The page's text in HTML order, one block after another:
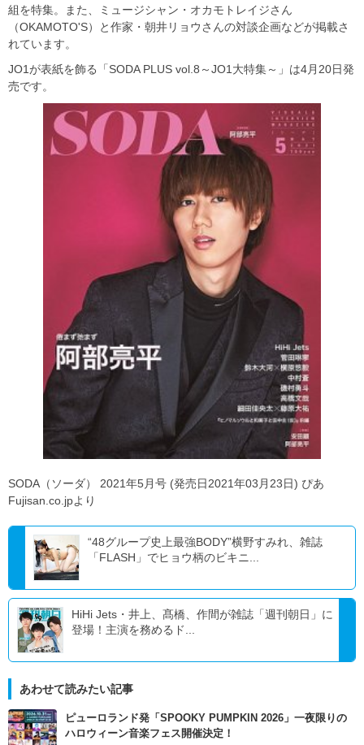
組を特集。また、ミュージシャン・オカモトレイジさん
（OKAMOTO'S）と作家・朝井リョウさんの対談企画などが掲載さ
れています。
JO1が表紙を飾る「SODA PLUS vol.8～JO1大特集～」は4月20日発
売です。
SODA（ソーダ） 2021年5月号 (発売日2021年03月23日) ぴあ
Fujisan.co.jpより
“48グループ史上最強BODY”横野すみれ、雑誌
「FLASH」でヒョウ柄のビキニ...
HiHi Jets・井上、髙橋、作間が雑誌「週刊朝日」に
登場！主演を務めるド...
あわせて読みたい記事
ピューロランド発「SPOOKY PUMPKIN 2026」一夜限りの
ハロウィーン音楽フェス開催決定！